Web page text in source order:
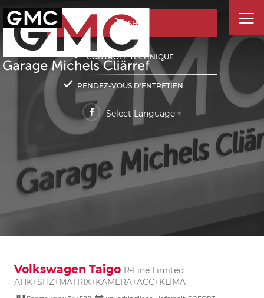
SHOP
CONTRÔLE TECHNIQUE
RENDEZ-VOUS D'ENTRETIEN
Select Language ▼
Volkswagen Taigo R-Line Limited
AHK+SHZ+MATRIX+KAMERA+ACC+KLIMA